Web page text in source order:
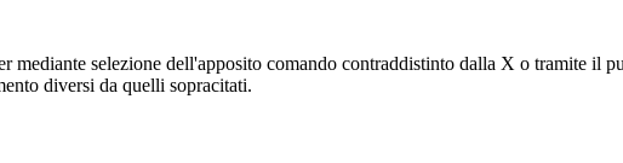
selezione dell'apposito comando contraddistinto dalla X o tramite il
diversi da quelli sopracitati.